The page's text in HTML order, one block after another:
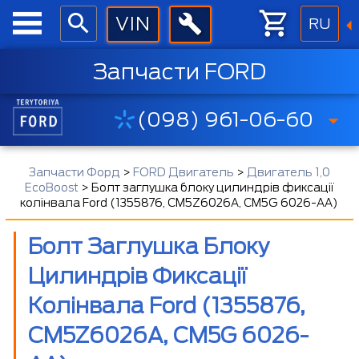
RU
Запчасти FORD
(098) 961-06-60
Запчасти Форд > FORD Двигатель > Двигатель 1,0
EcoBoost > Болт заглушка блоку цилиндрів фиксації
колінвала Ford (1355876, CM5Z6026A, CM5G 6026-AA)
Болт Заглушка Блоку
Цилиндрів Фиксації
Колінвала Ford (1355876,
CM5Z6026A, CM5G 6026-